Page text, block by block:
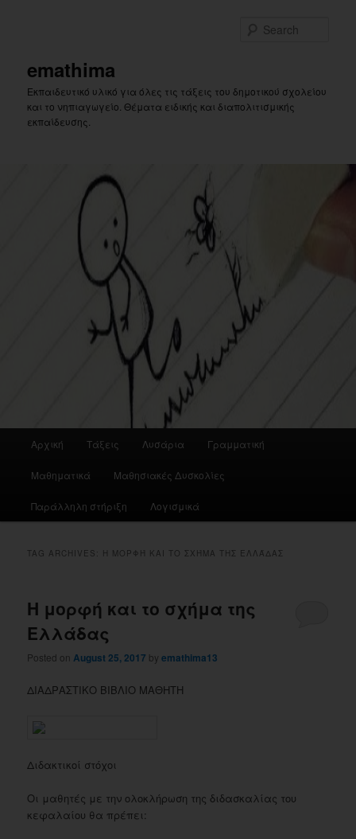
emathima
Εκπαιδευτικό υλικό για όλες τις τάξεις του δημοτικού σχολείου
και το νηπιαγωγείο. Θέματα ειδικής και διαπολιτισμικής
εκπαίδευσης.
Αρχική Τάξεις Λυσάρια Γραμματική
Μαθηματικά Μαθησιακές Δυσκολίες
Παράλληλη στήριξη Λογισμικά
TAG ARCHIVES: Η ΜΟΡΦΉ ΚΑΙ ΤΟ ΣΧΉΜΑ ΤΗΣ ΕΛΛΆΔΑΣ
Η μορφή και το σχήμα της
Ελλάδας
Posted on August 25, 2017 byemathima13
ΔΙΑΔΡΑΣΤΙΚΟ ΒΙΒΛΙΟ ΜΑΘΗΤΗ
Διδακτικοί στόχοι
Οι μαθητές με την ολοκλήρωση της διδασκαλίας του
κεφαλαίου θα πρέπει: